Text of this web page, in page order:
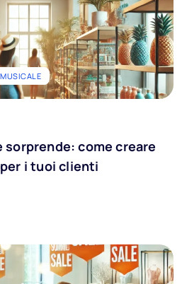
sorprende: come creare
per i tuoi clienti